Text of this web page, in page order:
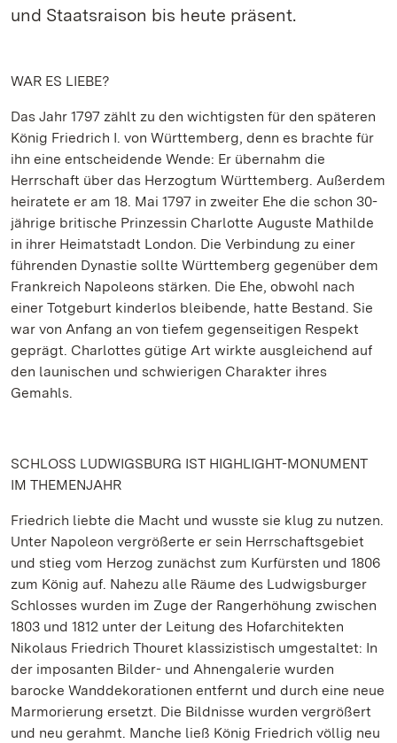
und Staatsraison bis heute präsent.
WAR ES LIEBE?
Das Jahr 1797 zählt zu den wichtigsten für den späteren
König Friedrich I. von Württemberg, denn es brachte für
ihn eine entscheidende Wende: Er übernahm die
Herrschaft über das Herzogtum Württemberg. Außerdem
heiratete er am 18. Mai 1797 in zweiter Ehe die schon 30-
jährige britische Prinzessin Charlotte Auguste Mathilde
in ihrer Heimatstadt London. Die Verbindung zu einer
führenden Dynastie sollte Württemberg gegenüber dem
Frankreich Napoleons stärken. Die Ehe, obwohl nach
einer Totgeburt kinderlos bleibende, hatte Bestand. Sie
war von Anfang an von tiefem gegenseitigen Respekt
geprägt. Charlottes gütige Art wirkte ausgleichend auf
den launischen und schwierigen Charakter ihres
Gemahls.
SCHLOSS LUDWIGSBURG IST HIGHLIGHT-MONUMENT
IM THEMENJAHR
Friedrich liebte die Macht und wusste sie klug zu nutzen.
Unter Napoleon vergrößerte er sein Herrschaftsgebiet
und stieg vom Herzog zunächst zum Kurfürsten und 1806
zum König auf. Nahezu alle Räume des Ludwigsburger
Schlosses wurden im Zuge der Rangerhöhung zwischen
1803 und 1812 unter der Leitung des Hofarchitekten
Nikolaus Friedrich Thouret klassizistisch umgestaltet: In
der imposanten Bilder- und Ahnengalerie wurden
barocke Wanddekorationen entfernt und durch eine neue
Marmorierung ersetzt. Die Bildnisse wurden vergrößert
und neu gerahmt. Manche ließ König Friedrich völlig neu